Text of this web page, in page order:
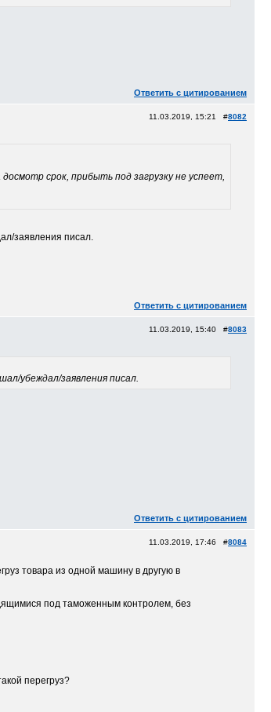
Ответить с цитированием
11.03.2019, 15:21 #8082
срок, прибыть под загрузку не успеет,
заявления писал.
Ответить с цитированием
11.03.2019, 15:40 #8083
убеждал/заявления писал.
Ответить с цитированием
11.03.2019, 17:46 #8084
товара из одной машину в другую в
под таможенным контролем, без
перегруз?